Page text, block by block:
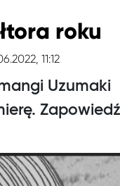
roku
11:12
Uzumaki
Zapowiedź